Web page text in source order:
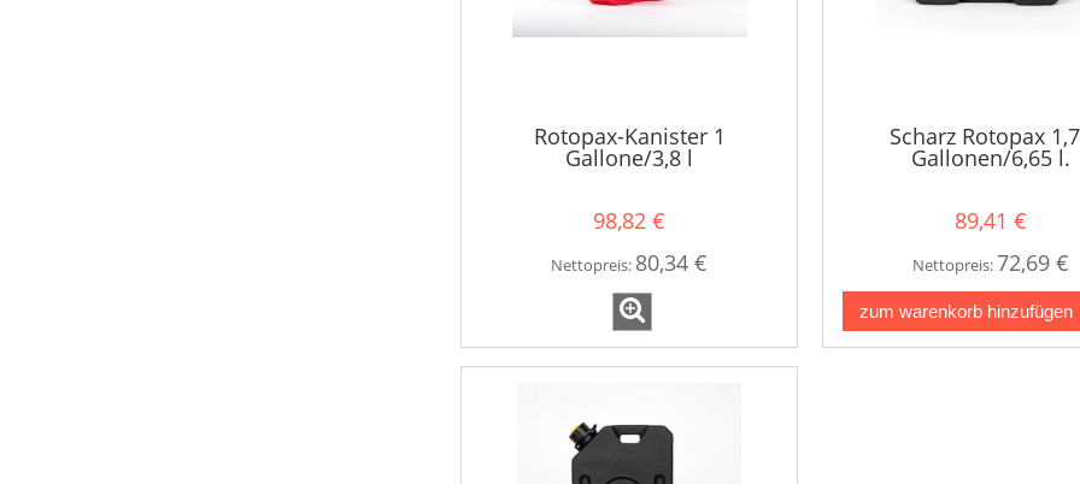
Rotopax-Kanister 1
Gallone/3,8 l
98,82 €
Nettopreis: 80,34 €
Scharz Rotopax
Gallonen/6,65 l.
89,41 €
Nettopreis:72,69 €
zum warenkorb hinzufügen